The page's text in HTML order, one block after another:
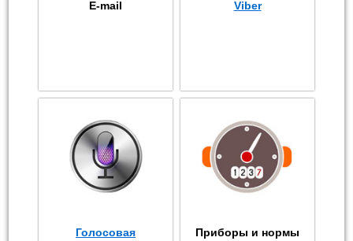
E-mail Viber
Голосовая
Приборы и нормы